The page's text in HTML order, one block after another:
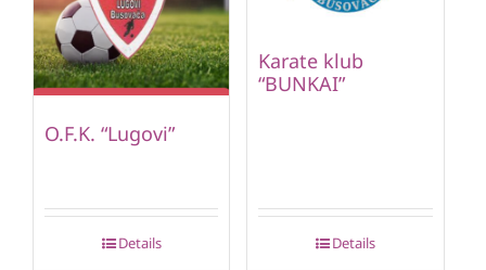
O.F.K. “Lugovi”
Details
Karate klub
“BUNKAI”
Details